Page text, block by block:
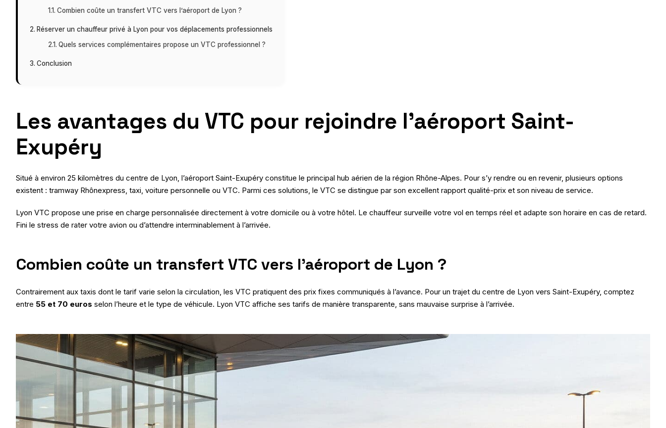
Combien coûte un transfert VTC vers l’aéroport de Lyon ?
Réserver un chauffeur privé à Lyon pour vos déplacements professionnels
Quels services complémentaires propose un VTC professionnel ?
Conclusion
Les avantages du VTC pour rejoindre l’aéroport Saint-
Exupéry
Situé à environ 25 kilomètres du centre de Lyon, l’aéroport Saint-Exupéry constitue le principal hub aérien de la région Rhône-Alpes. Pour s’y rendre ou en revenir, plusieurs options
existent : tramway Rhônexpress, taxi, voiture personnelle ou VTC. Parmi ces solutions, le VTC se distingue par son excellent rapport qualité-prix et son niveau de service.
Lyon VTC propose une prise en charge personnalisée directement à votre domicile ou à votre hôtel. Le chauffeur surveille votre vol en temps réel et adapte son horaire en cas de retard.
Fini le stress de rater votre avion ou d’attendre interminablement à l’arrivée.
Combien coûte un transfert VTC vers l’aéroport de Lyon ?
Contrairement aux taxis dont le tarif varie selon la circulation, les VTC pratiquent des prix fixes communiqués à l’avance. Pour un trajet du centre de Lyon vers Saint-Exupéry, comptez
entre 55 et 70 euros selon l’heure et le type de véhicule. Lyon VTC affiche ses tarifs de manière transparente, sans mauvaise surprise à l’arrivée.